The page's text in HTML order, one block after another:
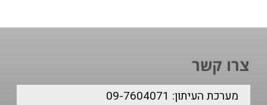
צרו קשר
מערכת העיתון: 09-7604071